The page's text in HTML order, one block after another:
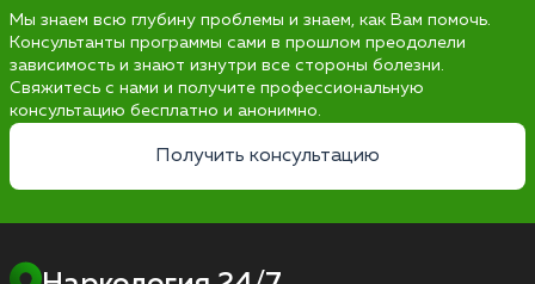
Мы знаем всю глубину проблемы и знаем, как Вам помочь.
Консультанты программы сами в прошлом преодолели
зависимость и знают изнутри все стороны болезни.
Свяжитесь с нами и получите профессиональную
консультацию бесплатно и анонимно.
Получить консультацию